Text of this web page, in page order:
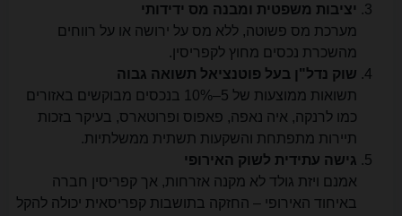
יציבות משפטית ומבנה מס ידידותי
מערכת מס פשוטה, ללא מס על ירושה או על רווחים
מהשכרת נכסים מחוץ לקפריסין.
שוק נדל"ן בעל פוטנציאל תשואה גבוה
תשואות ממוצעות של 5–10% בנכסים מבוקשים באזורים
כמו לרנקה, איה נאפה, פאפוס ופרוטארס, בעיקר בזכות
תיירות מתפתחת והשקעות תשתית ממשלתיות.
גישה עתידית לשוק האירופי
אמנם ויזת גולד לא מקנה אזרחות, אך קפריסין חברה
באיחוד האירופי – החזקה בתושבות קפריסאית יכולה להקל